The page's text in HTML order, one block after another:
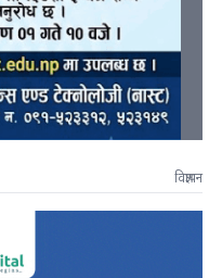
विज्ञापन